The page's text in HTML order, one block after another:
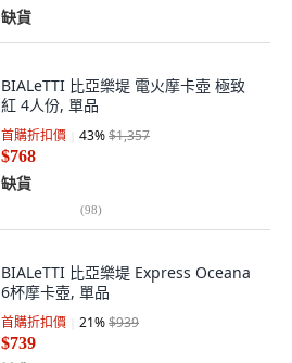
缺貨
BIALeTTI 比亞樂堤 電火摩卡壺 極致
紅 4人份, 單品
首購折扣價 43%$1,357
$768
缺貨
(98)
BIALeTTI 比亞樂堤 Express Oceana
6杯摩卡壺, 單品
首購折扣價 21%$939
$739